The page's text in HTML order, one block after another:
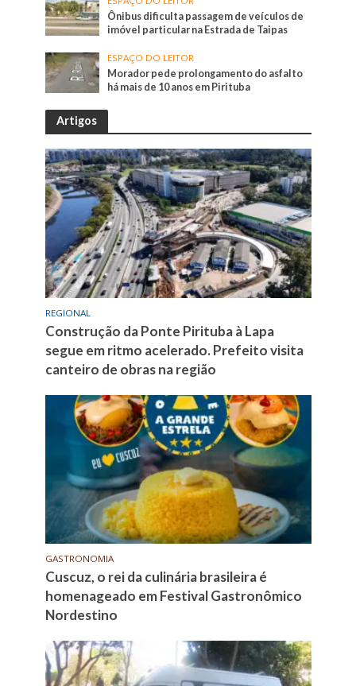
Ônibus dificulta passagem de veículos de
imóvel particular na Estrada de Taipas
ESPAÇO DO LEITOR
Morador pede prolongamento do asfalto
há mais de 10 anos em Pirituba
Artigos
REGIONAL
Construção da Ponte Pirituba à Lapa
segue em ritmo acelerado. Prefeito visita
canteiro de obras na região
GASTRONOMIA
Cuscuz, o rei da culinária brasileira é
homenageado em Festival Gastronômico
Nordestino